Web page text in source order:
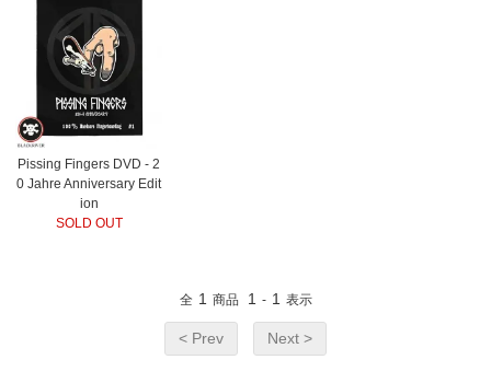
Pissing Fingers DVD - 2
0 Jahre Anniversary Edit
ion
SOLD OUT
全 1 商品 1 - 1 表示
< Prev Next >